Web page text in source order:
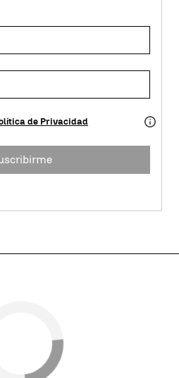
de Privacidad